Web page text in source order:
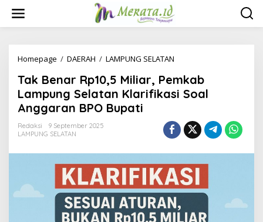
w
Homepage / DAERAH / LAMPUNG SELATAN
k
B
e
a
p
1
0
,
5
M
Tak Benar Rp10,5 Miliar, Pemkab
Lampung Selatan Klarifikasi Soal
Anggaran BPO Bupati
Redaksi
9 September 2025
LAMPUNG SELATAN